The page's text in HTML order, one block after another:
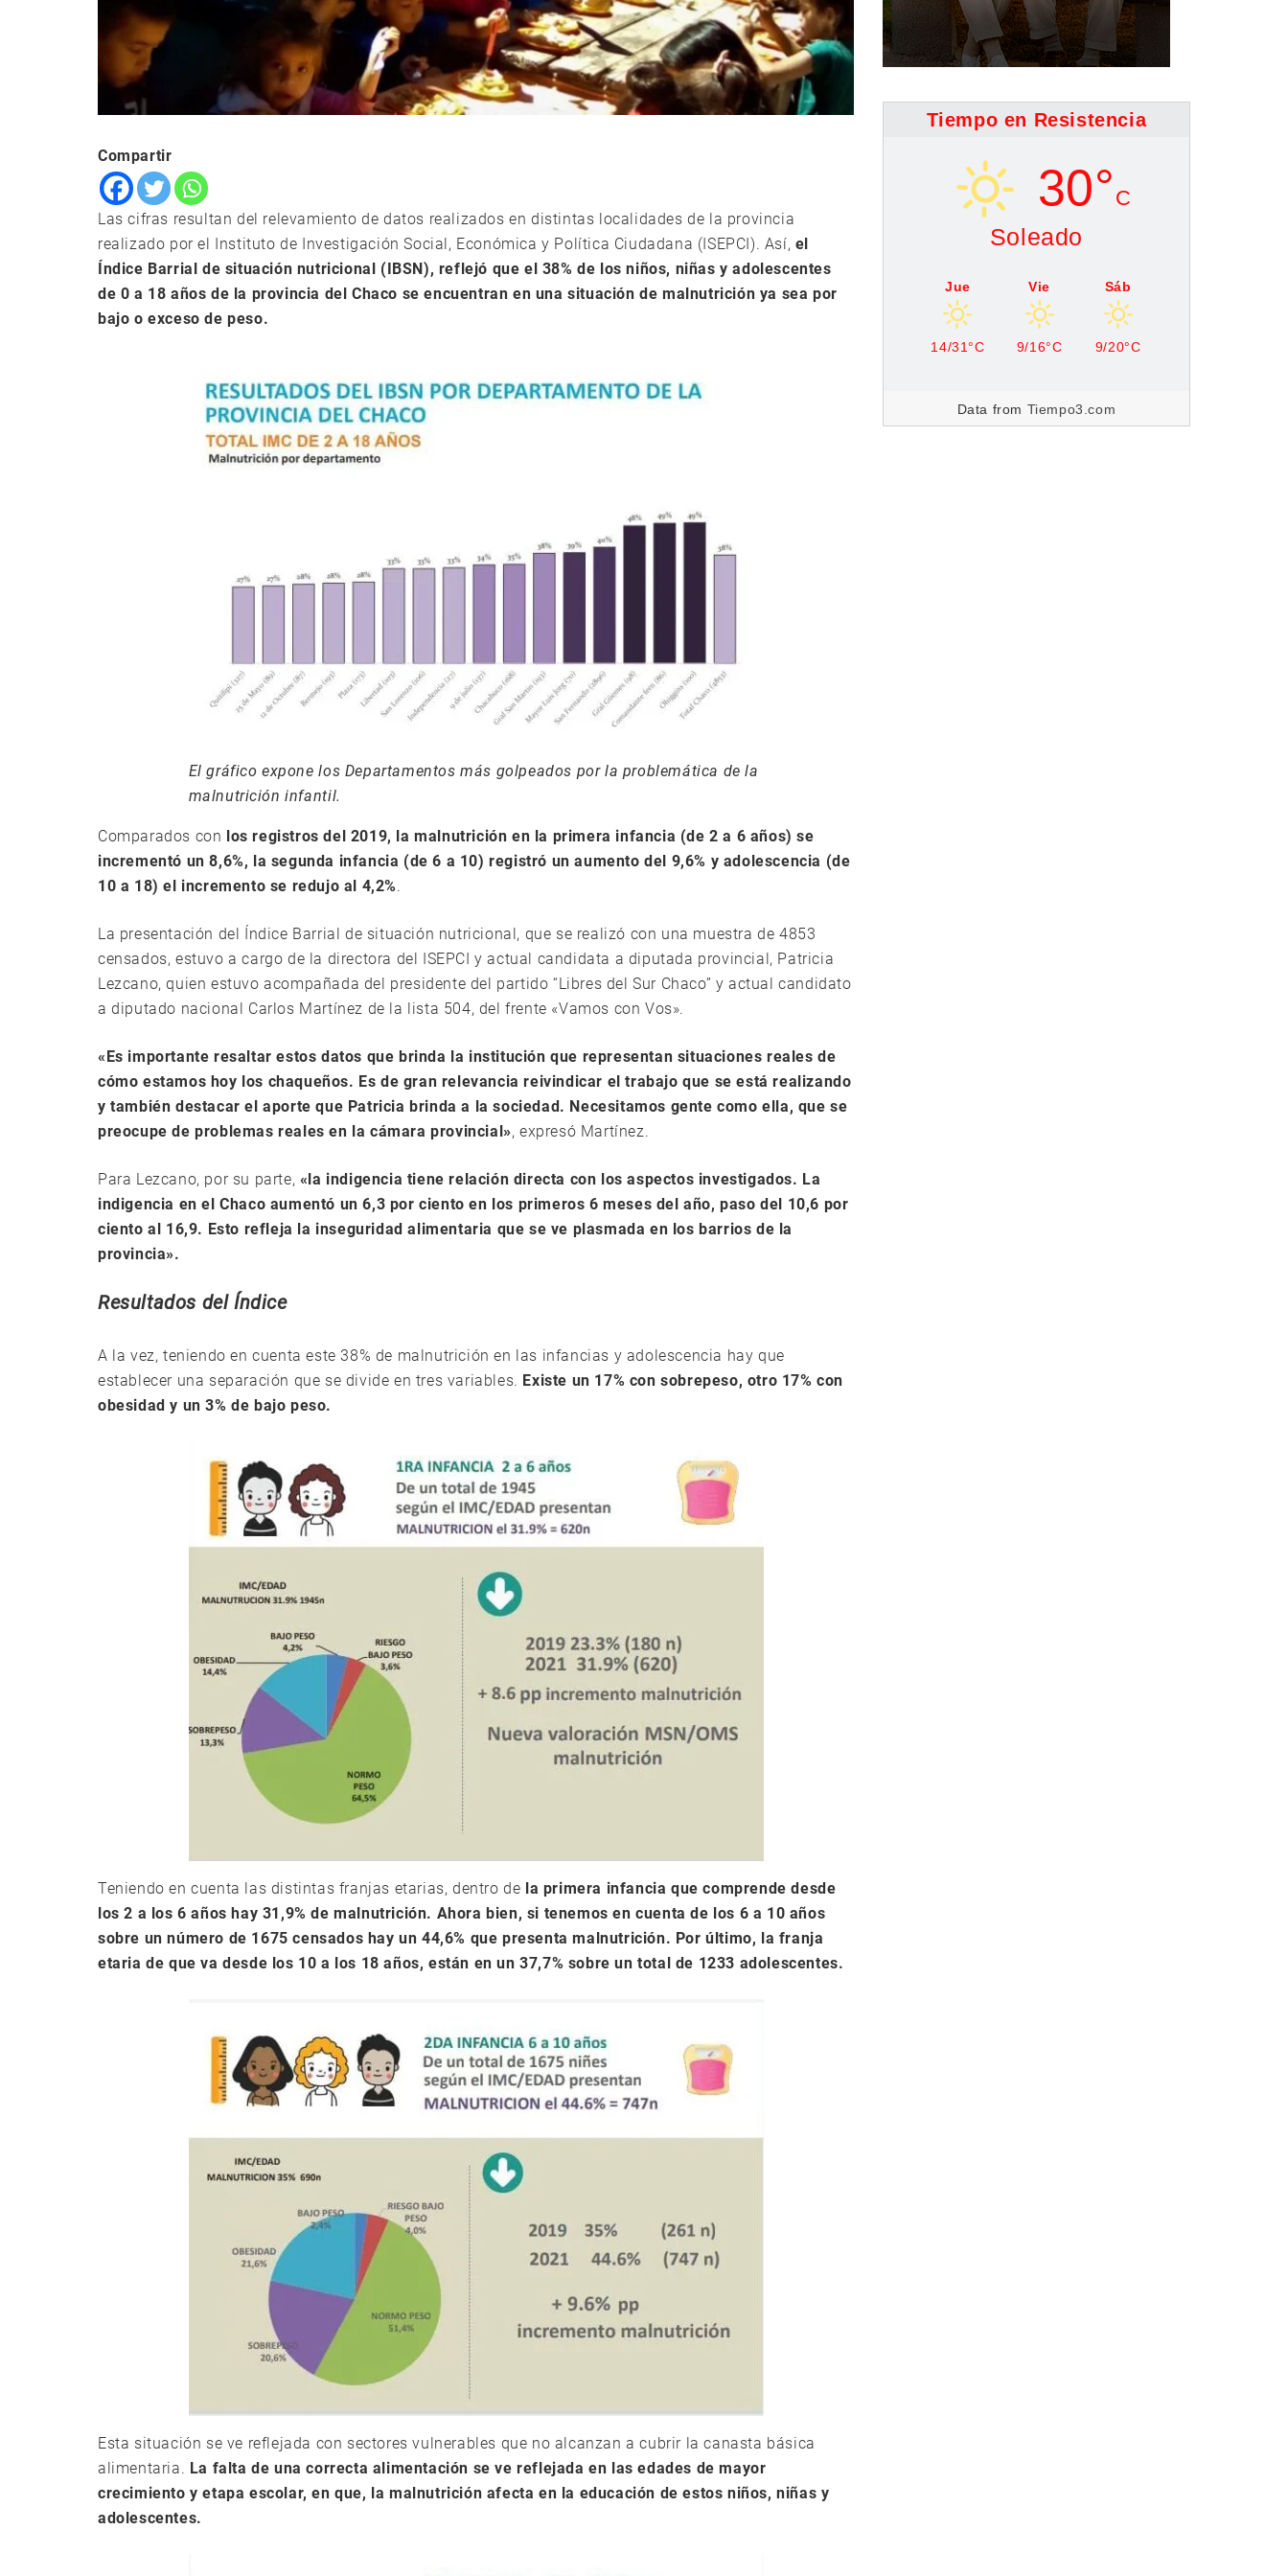
Compartir
Las cifras resultan del relevamiento de datos realizados en distintas localidades de la provincia
realizado por el Instituto de Investigación Social, Económica y Política Ciudadana (ISEPCI). Así, el
Índice Barrial de situación nutricional (IBSN), reflejó que el 38% de los niños, niñas y adolescentes
de 0 a 18 años de la provincia del Chaco se encuentran en una situación de malnutrición ya sea por
bajo o exceso de peso.
El gráfico expone los Departamentos más golpeados por la problemática de la
malnutrición infantil.
Comparados con los registros del 2019, la malnutrición en la primera infancia (de 2 a 6 años) se
incrementó un 8,6%, la segunda infancia (de 6 a 10) registró un aumento del 9,6% y adolescencia (de
10 a 18) el incremento se redujo al 4,2%.
La presentación del Índice Barrial de situación nutricional, que se realizó con una muestra de 4853
censados, estuvo a cargo de la directora del ISEPCI y actual candidata a diputada provincial, Patricia
Lezcano, quien estuvo acompañada del presidente del partido “Libres del Sur Chaco” y actual candidato
a diputado nacional Carlos Martínez de la lista 504, del frente «Vamos con Vos».
«Es importante resaltar estos datos que brinda la institución que representan situaciones reales de
cómo estamos hoy los chaqueños. Es de gran relevancia reivindicar el trabajo que se está realizando
y también destacar el aporte que Patricia brinda a la sociedad. Necesitamos gente como ella, que se
preocupe de problemas reales en la cámara provincial», expresó Martínez.
Para Lezcano, por su parte, «la indigencia tiene relación directa con los aspectos investigados. La
indigencia en el Chaco aumentó un 6,3 por ciento en los primeros 6 meses del año, paso del 10,6 por
ciento al 16,9. Esto refleja la inseguridad alimentaria que se ve plasmada en los barrios de la
provincia».
Resultados del Índice
A la vez, teniendo en cuenta este 38% de malnutrición en las infancias y adolescencia hay que
establecer una separación que se divide en tres variables. Existe un 17% con sobrepeso, otro 17% con
obesidad y un 3% de bajo peso.
Teniendo en cuenta las distintas franjas etarias, dentro de la primera infancia que comprende desde
los 2 a los 6 años hay 31,9% de malnutrición. Ahora bien, si tenemos en cuenta de los 6 a 10 años
sobre un número de 1675 censados hay un 44,6% que presenta malnutrición. Por último, la franja
etaria de que va desde los 10 a los 18 años, están en un 37,7% sobre un total de 1233 adolescentes.
Esta situación se ve reflejada con sectores vulnerables que no alcanzan a cubrir la canasta básica
alimentaria. La falta de una correcta alimentación se ve reflejada en las edades de mayor
crecimiento y etapa escolar, en que, la malnutrición afecta en la educación de estos niños, niñas y
adolescentes.
Tiempo en Resistencia
30° C
Soleado
Jue
14/31°C
Vie
9/16°C
Sáb
9/20°C
Data from Tiempo3.com